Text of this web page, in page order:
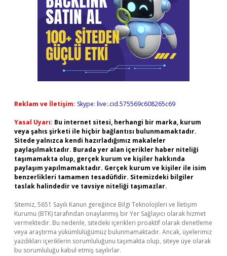
Reklam ve İletişim: Skype: live:.cid.575569c608265c69
Yasal Uyarı: Bu internet sitesi, herhangi bir marka, kurum
veya şahıs şirketi ile hiçbir bağlantısı bulunmamaktadır.
Sitede yalnızca kendi hazırladığımız makaleler
paylaşılmaktadır. Burada yer alan içerikler haber niteliği
taşımamakta olup, gerçek kurum ve kişiler hakkında
paylaşım yapılmamaktadır. Gerçek kurum ve kişiler ile isim
benzerlikleri tamamen tesadüfidir. Sitemizdeki bilgiler
taslak halindedir ve tavsiye niteliği taşımazlar.
Sitemiz, 5651 Sayılı Kanun gereğince Bilgi Teknolojileri ve İletişim
Kurumu (BTK) tarafından onaylanmış bir Yer Sağlayıcı olarak hizmet
vermektedir. Bu nedenle, sitedeki içerikleri proaktif olarak denetleme
veya araştırma yükümlülüğümüz bulunmamaktadır. Ancak, üyelerimiz
yazdıkları içeriklerin sorumluluğunu taşımakta olup, siteye üye olarak
bu sorumluluğu kabul etmiş sayılırlar.